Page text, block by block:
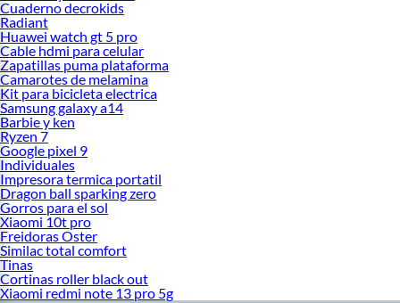
Cuaderno decrokids
Radiant
Huawei watch gt 5 pro
Cable hdmi para celular
Zapatillas puma plataforma
Camarotes de melamina
Kit para bicicleta electrica
Samsung galaxy a14
Barbie y ken
Ryzen 7
Google pixel 9
Individuales
Impresora termica portatil
Dragon ball sparking zero
Gorros para el sol
Xiaomi 10t pro
Freidoras Oster
Similac total comfort
Tinas
Cortinas roller black out
Xiaomi redmi note 13 pro 5g